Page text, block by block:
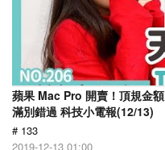
蘋果 Mac Pro 開賣！頂規金
滿別錯過 科技小電報(12/13)
# 133
2019-12-13 01:00